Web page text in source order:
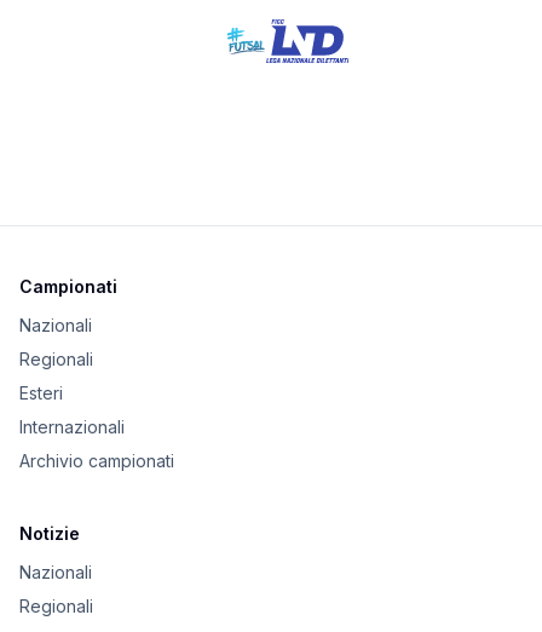
Campionati
Nazionali
Regionali
Esteri
Internazionali
Archivio campionati
Notizie
Nazionali
Regionali